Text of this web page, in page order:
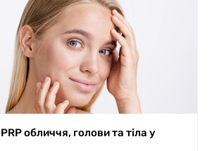
обличчя, голови та тіла у